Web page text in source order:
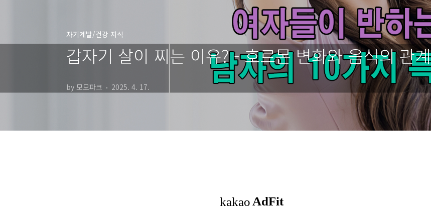
자기계발/건강 지식
갑자기 살이 찌는 이유? - 호르몬 변화와 음식의 관계
by 모모파크 2025. 4. 17.